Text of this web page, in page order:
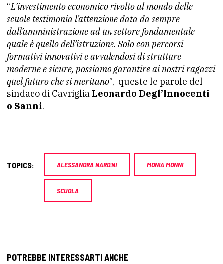
“L’investimento economico rivolto al mondo delle
scuole testimonia l’attenzione data da sempre
dall’amministrazione ad un settore fondamentale
quale è quello dell’istruzione. Solo con percorsi
formativi innovativi e avvalendosi di strutture
moderne e sicure, possiamo garantire ai nostri ragazzi
quel futuro che si meritano”, queste le parole del
sindaco di Cavriglia Leonardo Degl’Innocenti
o Sanni.
TOPICS: ALESSANDRA NARDINI MONIA MONNI
SCUOLA
POTREBBE INTERESSARTI ANCHE